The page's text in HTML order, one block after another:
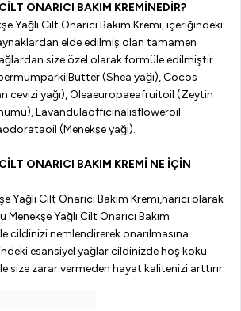
ONARICI BAKIM KREMİNEDİR?
Yağlı Cilt Onarıcı Bakım Kremi,içeriğindeki
elde edilmiş olan tamamen
size özel olarak formüle edilmiştir.
parkiiButter(Shea yağı),Cocos
cevizi yağı),Oleaeuropaeafruitoil (Zeytin
Lavandulaofficinalisfloweroil
odorataoil (Menekşe yağı).
ONARICI BAKIM KREMİ NE İÇİN
Yağlı Cilt Onarıcı Bakım Kremi,harici olarak
Menekşe Yağlı Cilt Onarıcı Bakım
cildinizi nemlendirerek onarılmasına
esansiyel yağlar cildinizde hoş koku
size zarar vermeden hayat kalitenizi arttırır.